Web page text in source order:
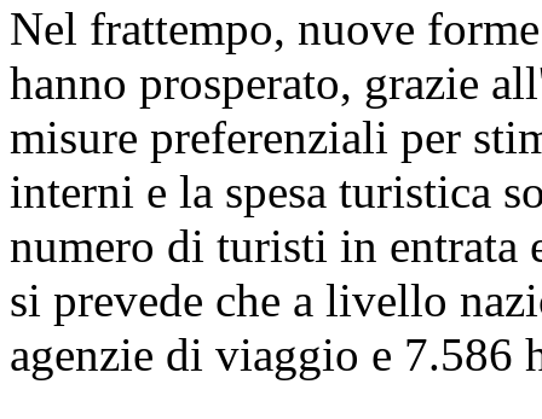
Nel frattempo, nuove
hanno prosperato, grazie
misure preferenziali per
interni e la spesa turistica
numero di turisti in entrata
si prevede che a livello
agenzie di viaggio e 7.586